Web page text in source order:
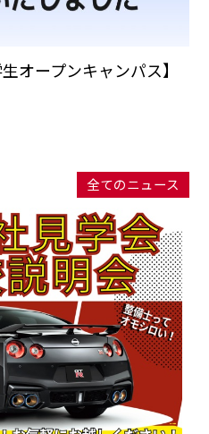
オープンキャンパス】
全てのニュース